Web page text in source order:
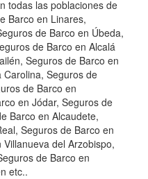
todas las poblaciones de
Barco en Linares,
de Barco en Úbeda,
de Barco en Alcalá
Seguros de Barco en
Carolina, Seguros de
de Barco en
en Jódar, Seguros de
Barco en Alcaudete,
Seguros de Barco en
del Arzobispo,
de Barco en
etc..